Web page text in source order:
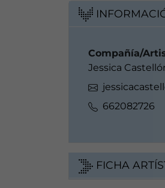
Compañía/
Jessica
662082726
FICHA